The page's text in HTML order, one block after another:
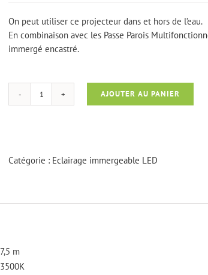
On peut utiliser ce projecteur dans et hors de l’eau.
En combinaison avec les Passe Parois
immergé encastré.
quantité
PowerLed
AJOUTER AU PANIER
Catégorie : Eclairage immergeable LED
7,5 m
3500K